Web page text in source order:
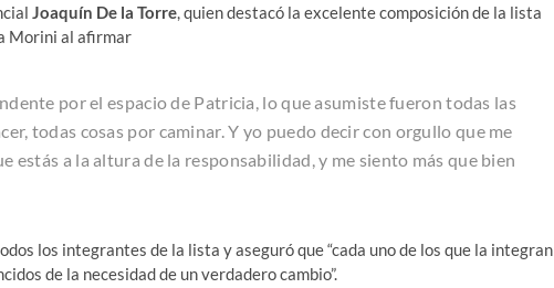
Joaquín De la Torre, quien destacó la excelente composición de la lista
Morini al afirmar
por el espacio de Patricia, lo que asumiste fueron todas las
todas cosas por caminar. Y yo puedo decir con orgullo que me
estás a la altura de la responsabilidad, y me siento más que bien
los integrantes de la lista y aseguró que “cada uno de los que la integran
de la necesidad de un verdadero cambio”.